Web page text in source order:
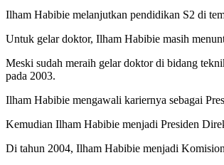
Ilham Habibie melanjutkan pendidikan S2 di
Untuk gelar doktor, Ilham Habibie masih
Meski sudah meraih gelar doktor di bidang
pada 2003.
Ilham Habibie mengawali kariernya sebagai
Kemudian Ilham Habibie menjadi Presiden
Di tahun 2004, Ilham Habibie menjadi